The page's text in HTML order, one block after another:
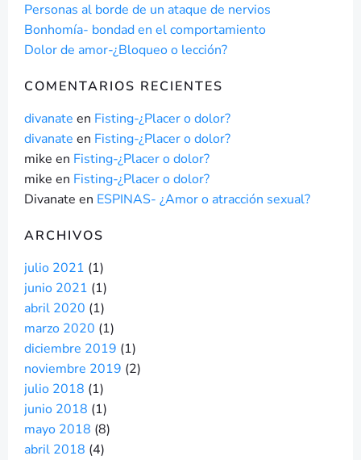
Personas al borde de un ataque de nervios
Bonhomía- bondad en el comportamiento
Dolor de amor-¿Bloqueo o lección?
COMENTARIOS RECIENTES
divanate en Fisting-¿Placer o dolor?
divanate en Fisting-¿Placer o dolor?
mike en Fisting-¿Placer o dolor?
mike en Fisting-¿Placer o dolor?
Divanate en ESPINAS- ¿Amor o atracción sexual?
ARCHIVOS
julio 2021 (1)
junio 2021 (1)
abril 2020 (1)
marzo 2020 (1)
diciembre 2019 (1)
noviembre 2019 (2)
julio 2018 (1)
junio 2018 (1)
mayo 2018 (8)
abril 2018 (4)